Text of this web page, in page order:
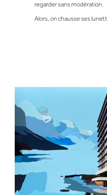
regarder sans modération.
Alors, on chausse ses